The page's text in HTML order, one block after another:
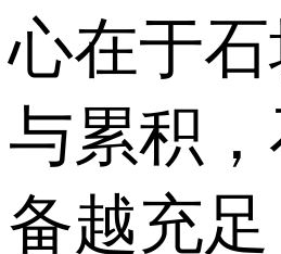
心在于
与累积
备越充